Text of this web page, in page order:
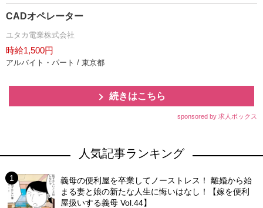
CADオペレーター
ユタカ電業株式会社
時給1,500円
アルバイト・パート / 東京都
続きはこちら
sponsored by 求人ボックス
人気記事ランキング
義母の便利屋を卒業してノーストレス！ 離婚から始
まる妻と娘の新たな人生に悔いはなし！【嫁を便利
屋扱いする義母 Vol.44】